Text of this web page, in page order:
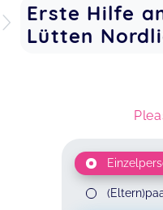
Erste Hilfe
Lütten